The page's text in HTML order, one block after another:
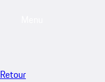
Retour